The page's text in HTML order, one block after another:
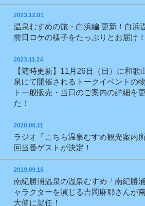
2023.12.01
温泉むすめの旅・白浜編 更新！白浜
前日ロケの様子をたっぷりとお届け！
2023.11.24
【随時更新】11月26日（日）に和歌
泉にて開催されるトークイベントの
ト一般販売・当日のご案内の詳細を
た！
2020.06.11
ラジオ「こちら温泉むすめ観光案内
回当番ゲストが決定！
2019.09.16
南紀勝浦温泉の温泉むすめ「南紀勝
ャラクターを演じる吉岡麻耶さんが
大使に就任！